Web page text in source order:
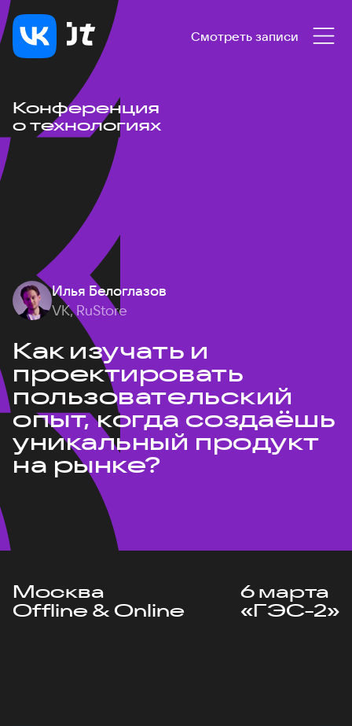
Смотреть записи
Конференция
о технологиях
Илья Белоглазов
VK, RuStore
Как изучать и
проектировать
пользовательский
опыт, когда создаёшь
уникальный продукт
на рынке?
Москва
Offline & Online
6 марта
«ГЭС-2»